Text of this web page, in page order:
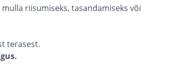
riisumiseks, tasandamiseks või
terasest.